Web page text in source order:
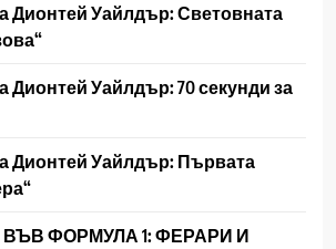
Дионтей Уайлдър: Световната
Дионтей Уайлдър: 70 секунди за
Дионтей Уайлдър: Първата
ВЪВ ФОРМУЛА 1: ФЕРАРИ И